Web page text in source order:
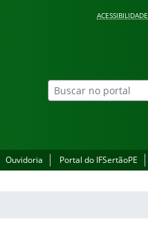
ACESSIBILIDADE
Ouvidoria Portal do IFSertãoPE